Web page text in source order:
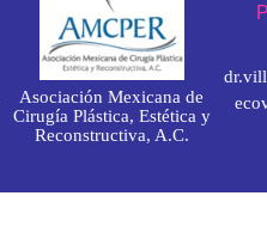
Asociación Mexicana de
Cirugía Plástica, Estética y
Reconstructiva, A.C.